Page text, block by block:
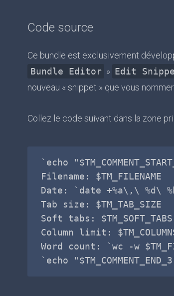
Code source
Ce bundle est exclusivement
Bundle Editor » Edit
nouveau « snippet » que vous
Collez le code suivant dans la zone
`echo
Filename: $TM_FILENAME
Date: `date +%a\,\ %d\
Tab size: $TM_TAB_SIZE
Soft tabs: $TM_SOFT_TABS
Column limit:
Word count: `wc -w